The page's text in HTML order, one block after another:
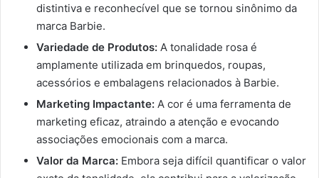
distintiva e reconhecível que se tornou sinônimo da
marca Barbie.
Variedade de Produtos: A tonalidade rosa é
amplamente utilizada em brinquedos, roupas,
acessórios e embalagens relacionados à Barbie.
Marketing Impactante: A cor é uma ferramenta de
marketing eficaz, atraindo a atenção e evocando
associações emocionais com a marca.
Valor da Marca: Embora seja difícil quantificar o valor